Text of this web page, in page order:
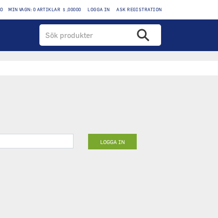
MIN VAGN: 0 ARTIKLAR $ ,00000 LOGGA IN ASK REGISTRATION